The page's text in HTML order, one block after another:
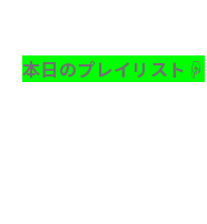
本日のプレイリスト☟